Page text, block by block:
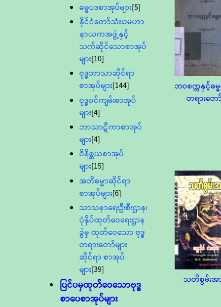
ဓမ္မပဒစာအုပ်များ[5]
နိုင်ငံတော်သံဃမဟာ
နာယကအဖွဲ့နှင့်
သက်ဆိုင်သောစာအုပ်
များ[10]
ဗုဒ္ဓဘာသာဆိုင်ရာ
စာအုပ်များ[144]
ဗုဒ္ဓဝင်ကျမ်းစာအုပ်
များ[4]
ဘာသာဋီကာစာအုပ်
များ[4]
ဝိနိစ္ဆယစာအုပ်
များ[15]
အဘိဓမ္မာဆိုင်ရာ
စာအုပ်များ[6]
သာသနာရေးဦးစီးဌာန၊
ပုံနှိပ်ထုတ်ဝေရေးဌာန
ခွဲမှ ထုတ်ဝေသော ဗုဒ္ဓ
တရားတော်များ
ဆိုင်ရာ စာအုပ်
များ[39]
ပြင်ပမှထုတ်ဝေသောဗုဒ္ဓ
စာပေစာအုပ်များ
ဘဝစက္ကနှင့်ဓမ္
တရားတေ
သတိစွမ်းအ